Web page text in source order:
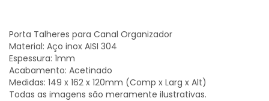
Porta Talheres para Canal Organizador
Material: Aço inox AISI 304
Espessura: 1mm
Acabamento: Acetinado
Medidas: 149 x 162 x 120mm (Comp x Larg x Alt)
Todas as imagens são meramente ilustrativas.